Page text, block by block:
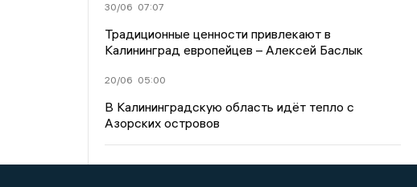
30/06 07:07
Традиционные ценности привлекают в
Калининград европейцев – Алексей Баслык
20/06 05:00
В Калининградскую область идёт тепло с
Азорских островов